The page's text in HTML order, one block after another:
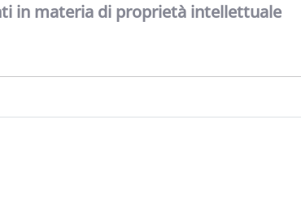
in materia di proprietà intellettuale